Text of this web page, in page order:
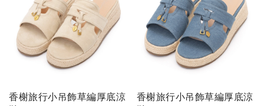
香榭旅行小吊飾草編厚底涼
香榭旅行小吊飾草編厚底涼